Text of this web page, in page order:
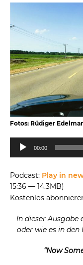
Fotos: Rüdiger
Audio-
Player
00:00
Podcast: Play in
15:36 — 14.3MB)
Kostenlos
In dieser Ausgabe
oder wie es in
“Now